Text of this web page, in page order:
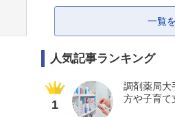
一覧
人気記事ランキング
1
調剤薬局大
方や子育て